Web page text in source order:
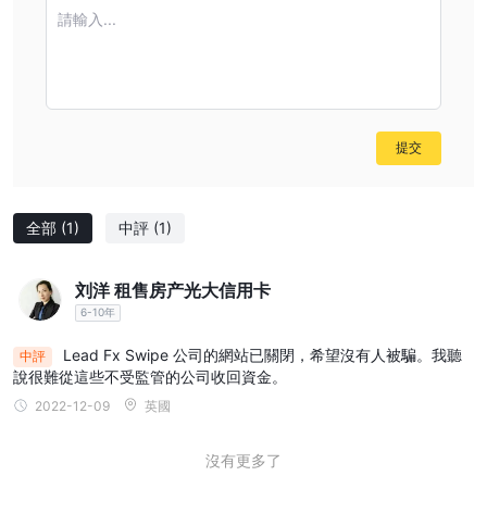
全部 (1) 中評 (1)
刘洋 租售房产光大信用卡
6-10年
中評
Lead Fx Swipe 公司的網站已關閉，希望沒有人被騙。我聽
說很難從這些不受監管的公司收回資金。
2022-12-09 英國
沒有更多了
請輸入...
提交